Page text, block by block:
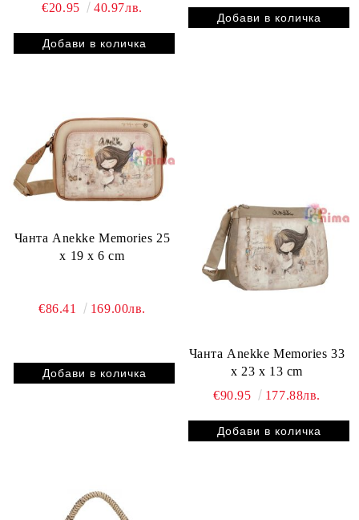
€20.95
40.97лв.
Чанта Anekke Memories 25
x 19 x 6 cm
€86.41 169.00лв.
Чанта Anekke Memories 33
x 23 x 13 cm
€90.95
177.88лв.